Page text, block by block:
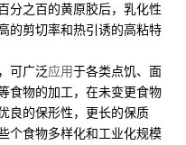
分之百的黄原胶后，乳化性
的剪切率和热引诱的高粘特
可广泛应用于各类点饥、面
食物的加工，在未变更食物
良的保形性，更长的保质
个食物多样化和工业化规模